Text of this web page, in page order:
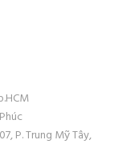
P. Trung Mỹ Tây,